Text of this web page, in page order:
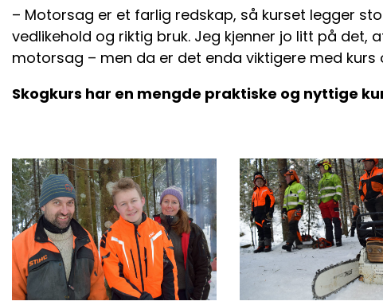
– Motorsag er et farlig redskap, så kurset legger
vedlikehold og riktig bruk. Jeg kjenner jo litt på det,
motorsag – men da er det enda viktigere med
Skogkurs har en mengde praktiske og nyttige